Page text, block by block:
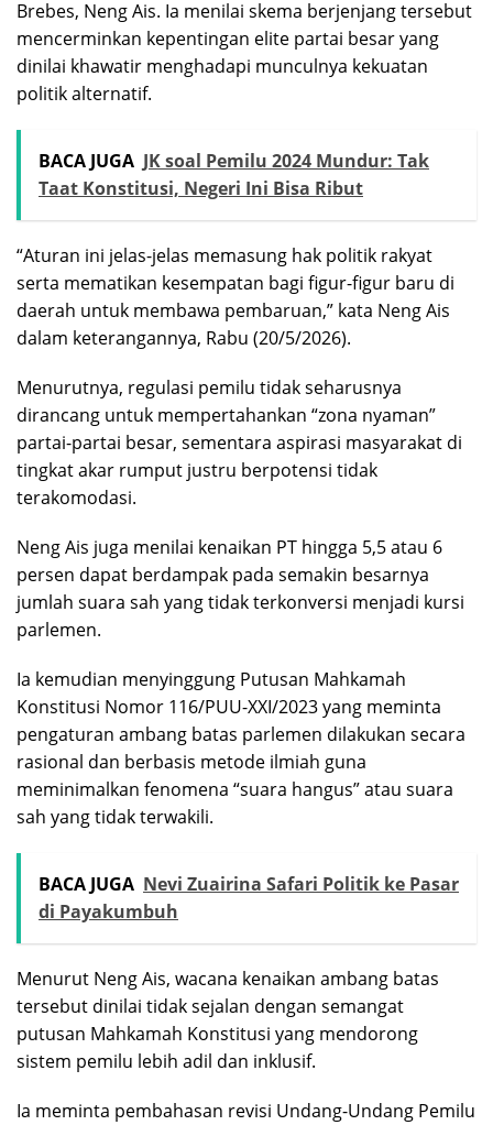
Brebes, Neng Ais. Ia menilai skema berjenjang tersebut
mencerminkan kepentingan elite partai besar yang
dinilai khawatir menghadapi munculnya kekuatan
politik alternatif.
BACA JUGA JK soal Pemilu 2024 Mundur: Tak
Taat Konstitusi, Negeri Ini Bisa Ribut
“Aturan ini jelas-jelas memasung hak politik rakyat
serta mematikan kesempatan bagi figur-figur baru di
daerah untuk membawa pembaruan,” kata Neng Ais
dalam keterangannya, Rabu (20/5/2026).
Menurutnya, regulasi pemilu tidak seharusnya
dirancang untuk mempertahankan “zona nyaman”
partai-partai besar, sementara aspirasi masyarakat di
tingkat akar rumput justru berpotensi tidak
terakomodasi.
Neng Ais juga menilai kenaikan PT hingga 5,5 atau 6
persen dapat berdampak pada semakin besarnya
jumlah suara sah yang tidak terkonversi menjadi kursi
parlemen.
Ia kemudian menyinggung Putusan Mahkamah
Konstitusi Nomor 116/PUU-XXI/2023 yang meminta
pengaturan ambang batas parlemen dilakukan secara
rasional dan berbasis metode ilmiah guna
meminimalkan fenomena “suara hangus” atau suara
sah yang tidak terwakili.
BACA JUGA Nevi Zuairina Safari Politik ke Pasar
di Payakumbuh
Menurut Neng Ais, wacana kenaikan ambang batas
tersebut dinilai tidak sejalan dengan semangat
putusan Mahkamah Konstitusi yang mendorong
sistem pemilu lebih adil dan inklusif.
Ia meminta pembahasan revisi Undang-Undang Pemilu